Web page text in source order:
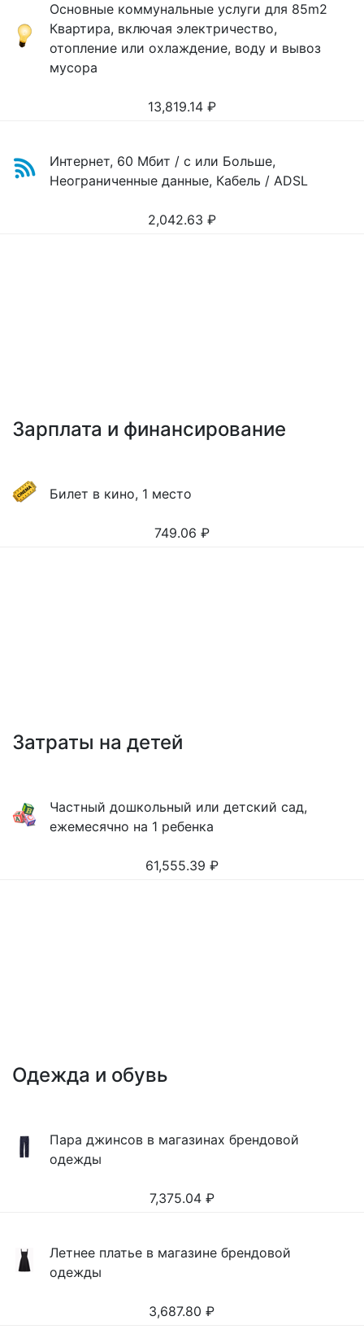
Основные коммунальные услуги для 85m2
Квартира, включая электричество,
отопление или охлаждение, воду и вывоз
мусора
13,819.14 ₽
Интернет, 60 Мбит / с или Больше,
Неограниченные данные, Кабель / ADSL
2,042.63 ₽
Зарплата и финансирование
Билет в кино, 1 место
749.06 ₽
Затраты на детей
Частный дошкольный или детский сад,
ежемесячно на 1 ребенка
61,555.39 ₽
Одежда и обувь
Пара джинсов в магазинах брендовой
одежды
7,375.04 ₽
Летнее платье в магазине брендовой
одежды
3,687.80 ₽